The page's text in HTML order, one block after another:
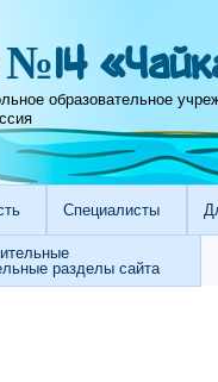
образовательное
Специалисты
разделы сайта